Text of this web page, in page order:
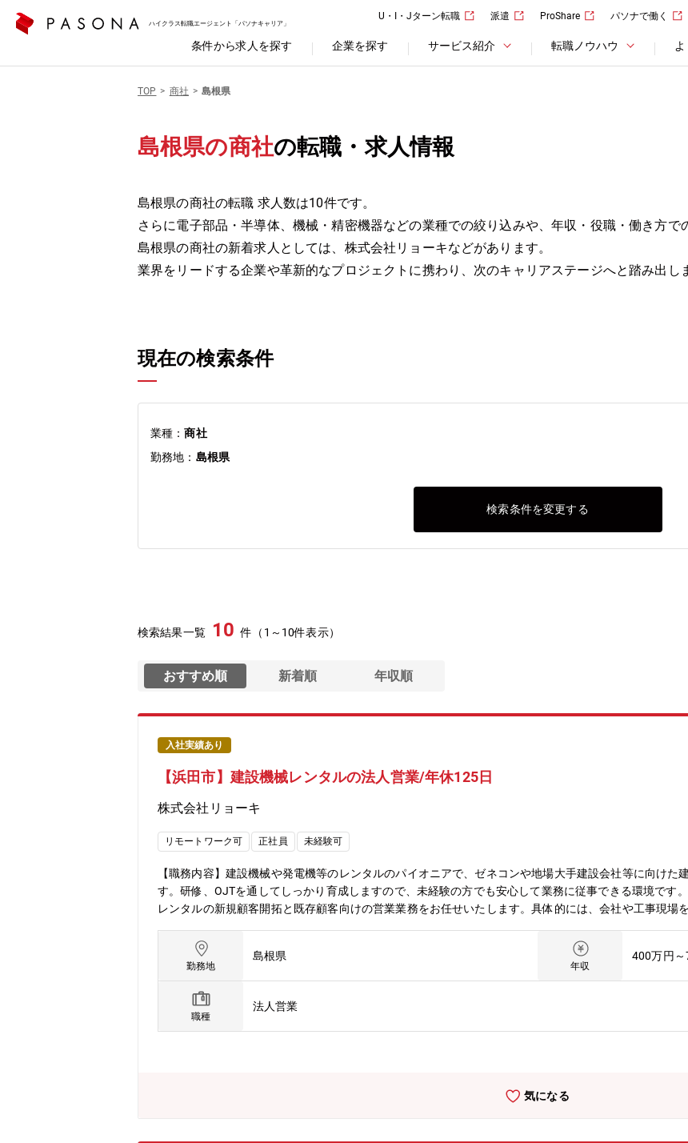
ハイクラス転職エージェント「パソナキャリア」
U・I・Jターン転職 派遣 ProShare パソナで働く
条件から求人を探す 企業を探す サービス紹介 転職ノウハウ
TOP 商社 島根県
島根県の商社の転職・求人情報
島根県の商社の転職 求人数は10件です。
さらに電子部品・半導体、機械・精密機器などの業種での絞り込みや、年収・役職・働き方で
島根県の商社の新着求人としては、株式会社リョーキなどがあります。
業界をリードする企業や革新的なプロジェクトに携わり、次のキャリアステージへと踏み出し
現在の検索条件
業種：商社
勤務地： 島根県
検索条件を変更する
検索結果一覧 10 件（1～10件表示）
おすすめ順 新着順 年収順
入社実績あり
【浜田市】建設機械レンタルの法人営業/年休125日
株式会社リョーキ
リモートワーク可 正社員 未経験可
【職務内容】建設機械や発電機等のレンタルのパイオニアで、ゼネコンや地場大手建設会社等に向けた
す。研修、OJTを通してしっかり育成しますので、未経験の方でも安心して業務に従事できる環境です
レンタルの新規顧客開拓と既存顧客向けの営業業務をお任せいたします。具体的には、会社や工事現場
ク建造案件にも関わることが可能です。商材としては油圧ショベル・発電機・電動工具など幅広く取り
す。なお、メンテナンスやドライバー業務は専任者が担当いたします。【同社の求める人物像】建機レ
は、創業以来、脈々と社内に受け継がれている「顧客第一主義」の企業理念のもと、多くのユーザーの
た。そして21世紀に入った今日、同社は、さらなる成長を期す節目を迎えています。発展を目指す熱気
自分も大きくなろうと志す熱い情熱のある方を求めています。
勤務地
島根県
年収
400万円～
職種
法人営業
気になる